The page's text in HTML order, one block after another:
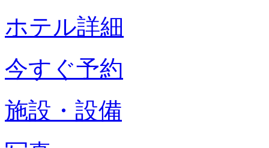
ホテル詳細
今すぐ予約
施設・設備